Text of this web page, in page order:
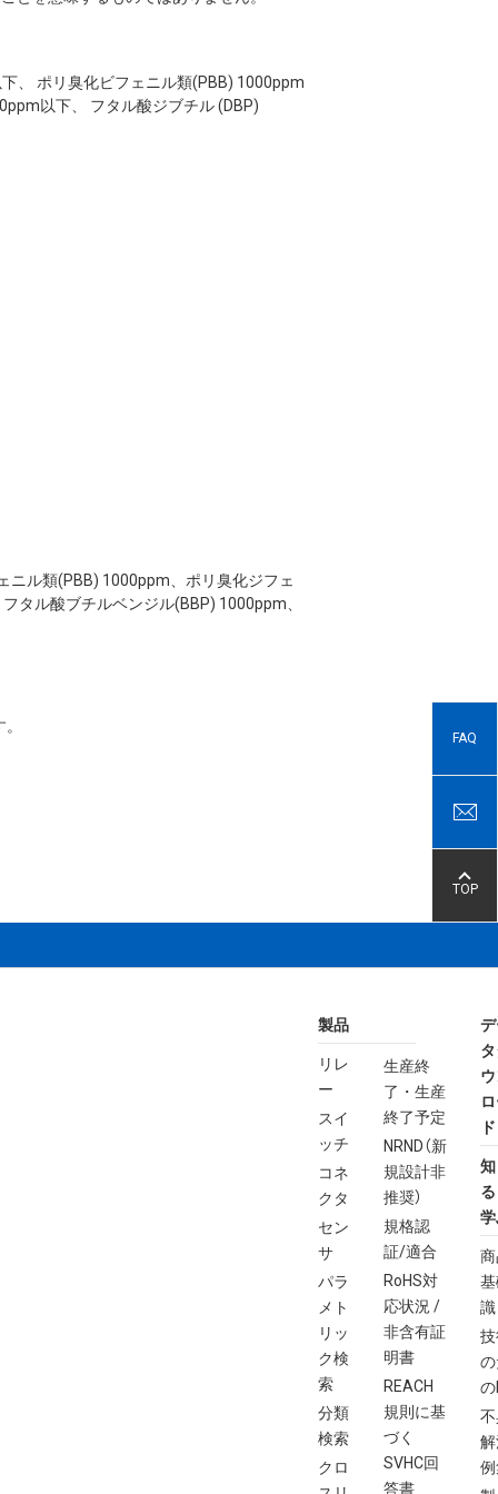
、 ポリ臭化ビフェニル類(PBB) 1000ppm
以下、 フタル酸ジブチル (DBP)
ル類(PBB) 1000ppm、ポリ臭化ジフェ
タル酸ブチルベンジル(BBP) 1000ppm、
FAQ
TOP
製品
リレ
ー
スイ
ッチ
コネ
クタ
セン
サ
パラ
メト
リッ
ク検
索
分類
検索
クロ
生産終
了・生産
終了予定
NRND（新
規設計非
推奨）
規格認
証/適合
RoHS対
応状況 /
非含有証
明書
REACH
規則に基
づく
SVHC回
答書
ド
知
識
の